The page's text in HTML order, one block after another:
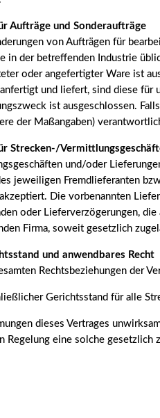
Aufträge und Sonderaufträge
von Aufträgen für
in der betreffenden Industrie
oder angefertigter Ware ist
und liefert, sind diese für
ist ausgeschlossen.
der Maßangaben)
Strecken-/
und/oder
jeweiligen Fremdlieferanten
Die vorbenannten
oder Lieferverzögerungen,
Firma, soweit gesetzlich
und anwendbares Recht
Rechtsbeziehungen der
Gerichtsstand für alle
dieses Vertrages
Regelung eine solche